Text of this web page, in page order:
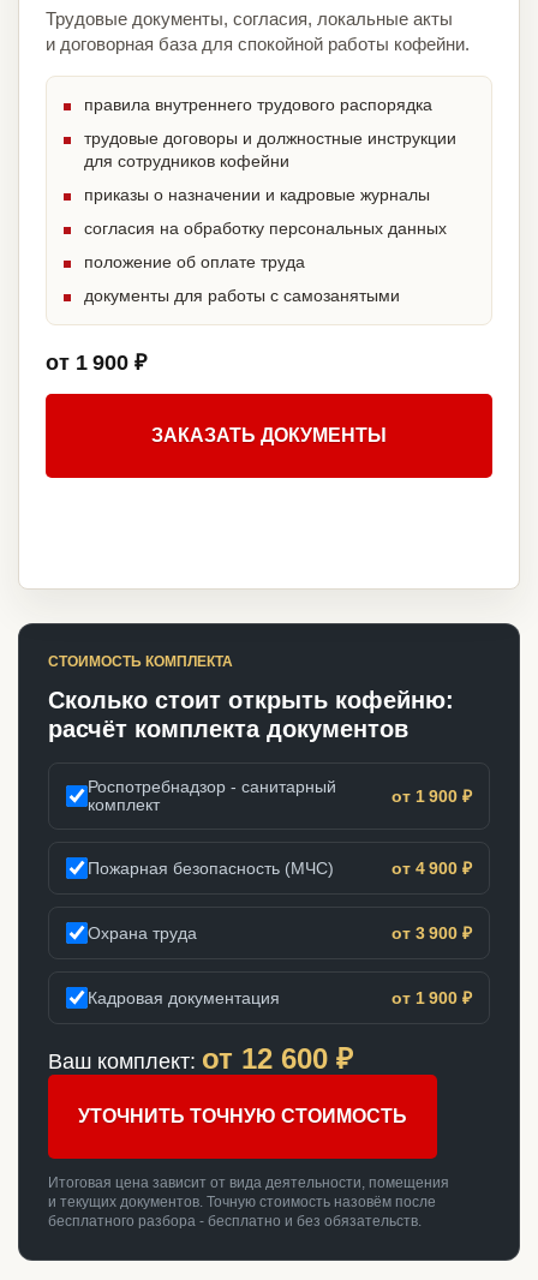
Трудовые документы, согласия, локальные акты
и договорная база для спокойной работы кофейни.
правила внутреннего трудового распорядка
трудовые договоры и должностные инструкции
для сотрудников кофейни
приказы о назначении и кадровые журналы
согласия на обработку персональных данных
положение об оплате труда
документы для работы с самозанятыми
от 1 900 ₽
ЗАКАЗАТЬ ДОКУМЕНТЫ
СТОИМОСТЬ КОМПЛЕКТА
Сколько стоит открыть кофейню:
расчёт комплекта документов
Роспотребнадзор - санитарный
комплект
от 1 900 ₽
Пожарная безопасность (МЧС) от 4 900 ₽
Охрана труда от 3 900 ₽
Кадровая документация от 1 900 ₽
Ваш комплект: от 12 600 ₽
УТОЧНИТЬ ТОЧНУЮ СТОИМОСТЬ
Итоговая цена зависит от вида деятельности, помещения
и текущих документов. Точную стоимость назовём после
бесплатного разбора - бесплатно и без обязательств.